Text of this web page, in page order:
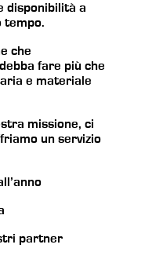
disponibilità a
tempo.
che
fare più che
e materiale
missione, ci
un servizio
partner